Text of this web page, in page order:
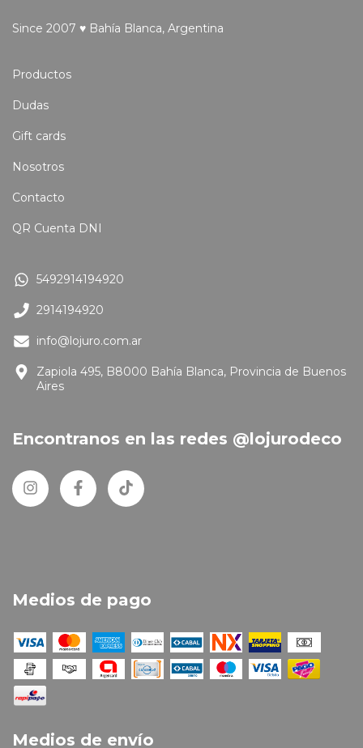
Since 2007 ♥ Bahía Blanca, Argentina
Productos
Dudas
Gift cards
Nosotros
Contacto
QR Cuenta DNI
5492914194920
2914194920
info@lojuro.com.ar
Zapiola 495, B8000 Bahía Blanca, Provincia de Buenos
Aires
Encontranos en las redes @lojurodeco
Medios de pago
Medios de envío